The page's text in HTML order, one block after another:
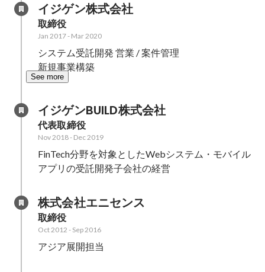
イジゲン株式会社
取締役
Jan 2017- Mar 2020
システム受託開発 営業 / 案件管理
新規事業構築
See more
イジゲンBUILD株式会社
代表取締役
Nov 2018- Dec 2019
FinTech分野を対象としたWebシステム・モバイル
アプリの受託開発子会社の経営
株式会社エニセンス
取締役
Oct 2012 - Sep 2016
アジア展開担当